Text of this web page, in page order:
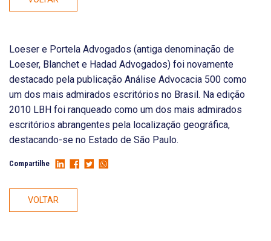
Loeser e Portela Advogados (antiga denominação de
Loeser, Blanchet e Hadad Advogados) foi novamente
destacado pela publicação Análise Advocacia 500 como
um dos mais admirados escritórios no Brasil. Na edição
2010 LBH foi ranqueado como um dos mais admirados
escritórios abrangentes pela localização geográfica,
destacando-se no Estado de São Paulo.
Compartilhe
VOLTAR